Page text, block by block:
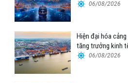
06/08/2026
Hiện đại hóa
tăng trưởng kinh
06/08/2026